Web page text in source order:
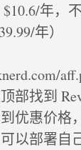
年，
年）
部找到
优惠价格
以部署自